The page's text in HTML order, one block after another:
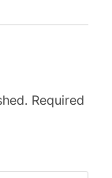
Required